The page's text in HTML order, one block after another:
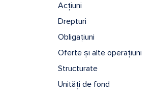
Acțiuni
Drepturi
Obligațiuni
Oferte și alte operațiuni
Structurate
Unități de fond